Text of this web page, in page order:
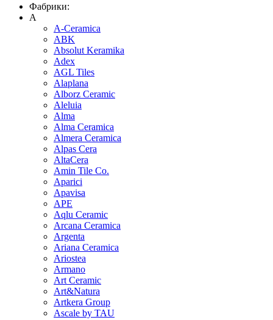
Фабрики:
A
A-Ceramica
ABK
Absolut Keramika
Adex
AGL Tiles
Alaplana
Alborz Ceramic
Aleluia
Alma
Alma Ceramica
Almera Ceramica
Alpas Cera
AltaCera
Amin Tile Co.
Aparici
Apavisa
APE
Aqlu Ceramic
Arcana Ceramica
Argenta
Ariana Ceramica
Ariostea
Armano
Art Ceramic
Art&Natura
Artkera Group
Ascale by TAU